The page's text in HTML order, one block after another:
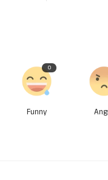
0
Funny